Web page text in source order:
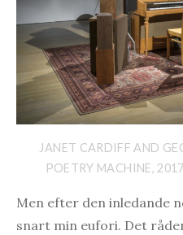
JANET CARDIFF AND
POETRY MACHINE,
Men efter den inledande
snart min eufori. Det